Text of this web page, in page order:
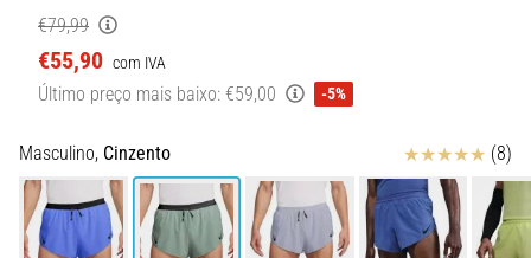
que
são
são
realizados?
Na
prática,
€79,99
€55,90 com IVA
Último preço mais baixo: €59,00 -5%
Masculino, Cinzento Avaliação (8)